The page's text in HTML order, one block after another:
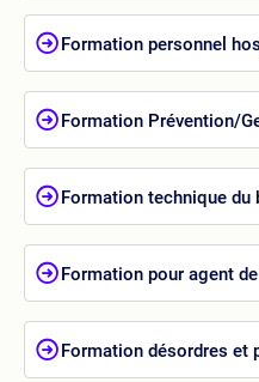
Formation personnel
Formation Prévention/
Formation technique du
Formation pour agent
Formation désordres et